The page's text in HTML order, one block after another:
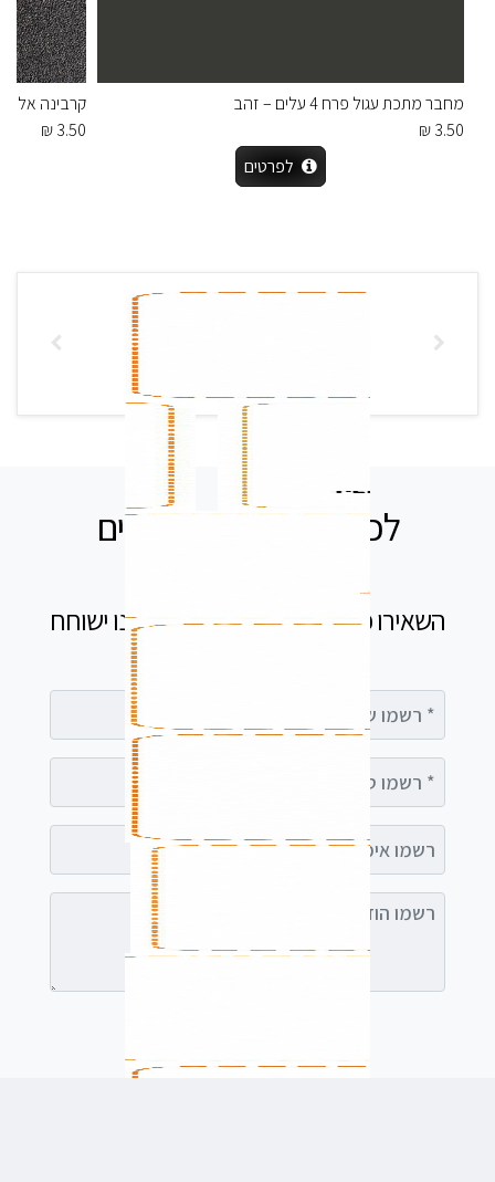
מחבר מתכת עגול פרח 4 עלים – זהב
3.50 ₪
לפרטים
קרבינה
3.50 ₪
לכל שאלה אנחנו זמינים
השאירו פרטים בטופס ומיד נציג שלנו ישוחח
רשמו אימייל (אופציונלי)
רשמו הודעה (אופציונלי)